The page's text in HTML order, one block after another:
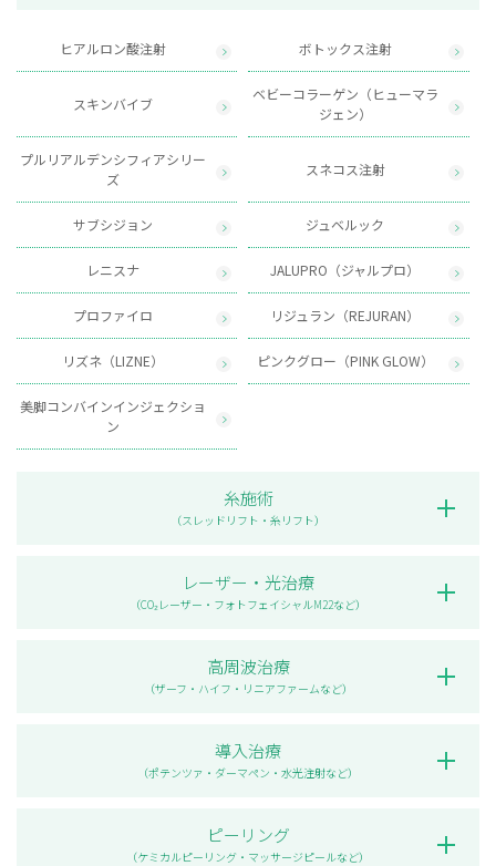
ヒアルロン酸注射 ボトックス注射
スキンバイブ
ベビーコラーゲン（ヒューマラ
ジェン）
プルリアルデンシフィアシリー
ズ
スネコス注射
サブシジョン ジュベルック
レニスナ JALUPRO（ジャルプロ）
プロファイロ リジュラン（REJURAN）
リズネ（LIZNE） ピンクグロー（PINK GLOW）
美脚コンバインインジェクショ
ン
糸施術
（スレッドリフト・糸リフト）
レーザー・光治療
（CO₂レーザー・フォトフェイシャルM22など）
高周波治療
（ザーフ・ハイフ・リニアファームなど）
導入治療
（ポテンツァ・ダーマペン・水光注射など）
ピーリング
（ケミカルピーリング・マッサージピールなど）